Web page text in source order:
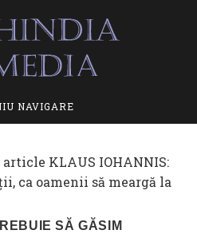
NAVIGARE
SĂ GĂSIM